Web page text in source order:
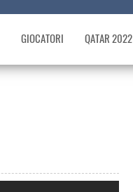
GIOCATORI QATAR 2022